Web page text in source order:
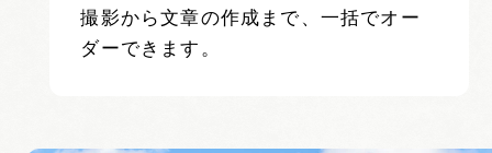
撮影から文章の作成まで、一括でオー
ダーできます。